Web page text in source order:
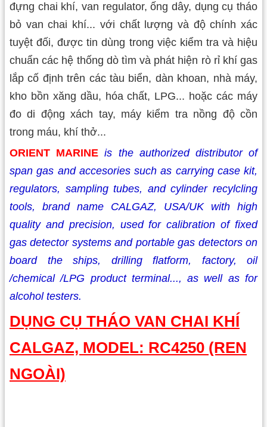
đựng chai khí, van regulator, ống dây, dụng cụ tháo
bỏ van chai khí... với chất lượng và độ chính xác
tuyệt đối, được tin dùng trong việc kiểm tra và hiệu
chuẩn các hệ thống dò tìm và phát hiện rò rỉ khí gas
lắp cố định trên các tàu biển, dàn khoan, nhà máy,
kho bồn xăng dầu, hóa chất, LPG... hoặc các máy
đo di động xách tay, máy kiểm tra nồng độ cồn
trong máu, khí thở...
ORIENT MARINE is the authorized distributor of
span gas and accesories such as carrying case kit,
regulators, sampling tubes, and cylinder recylcling
tools, brand name CALGAZ, USA/UK with high
quality and precision, used for calibration of fixed
gas detector systems and portable gas detectors on
board the ships, drilling flatform, factory, oil
/chemical /LPG product terminal..., as well as for
alcohol testers.
DỤNG CỤ THÁO VAN CHAI KHÍ
CALGAZ, MODEL: RC4250 (REN
NGOÀI)